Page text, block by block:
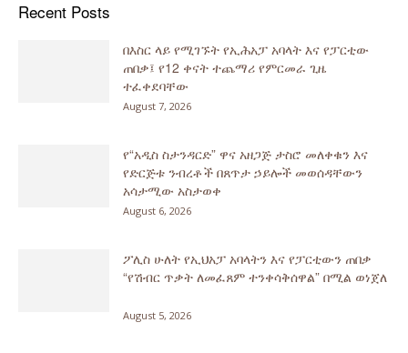
Recent Posts
በእስር ላይ የሚገኙት የኢሕአፓ አባላት እና የፓርቲው
ጠበቃ፤ የ12 ቀናት ተጨማሪ የምርመራ ጊዜ
ተፈቀደባቸው
August 7, 2026
የ“አዲስ ስታንዳርድ” ዋና አዘጋጅ ታስሮ መለቀቁን እና
የድርጅቱ ንብረቶች በጸጥታ ኃይሎች መወሰዳቸውን
አሳታሚው አስታወቀ
August 6, 2026
ፖሊስ ሁለት የኢህአፓ አባላትን እና የፓርቲውን ጠበቃ
“የሽብር ጥቃት ለመፈጸም ተንቀሳቅሰዋል” በሚል ወነጀለ
August 5, 2026